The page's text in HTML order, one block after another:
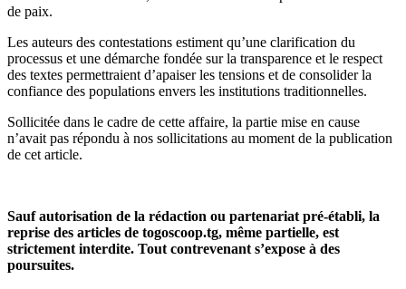
de paix.
Les auteurs des contestations estiment qu’une clarification du
processus et une démarche fondée sur la transparence et le respect
des textes permettraient d’apaiser les tensions et de consolider la
confiance des populations envers les institutions traditionnelles.
Sollicitée dans le cadre de cette affaire, la partie mise en cause
n’avait pas répondu à nos sollicitations au moment de la publication
de cet article.
Sauf autorisation de la rédaction ou partenariat pré-établi, la
reprise des articles de togoscoop.tg, même partielle, est
strictement interdite. Tout contrevenant s’expose à des
poursuites.